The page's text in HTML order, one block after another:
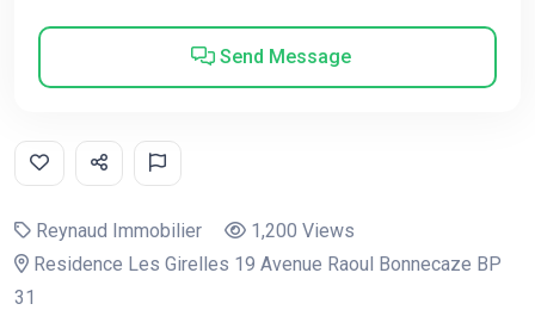
Send Message
Reynaud Immobilier
1,200 Views
Residence Les Girelles 19 Avenue Raoul Bonnecaze BP
31